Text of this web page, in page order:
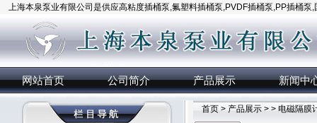
上海本泉泵业有限公司是供应高粘度插桶泵,氟塑料插桶泵,PVDF插桶泵,PP插桶泵
网站首页 公司简介 产品展示 新闻中
首页 > 产品展示 > > 电磁隔膜